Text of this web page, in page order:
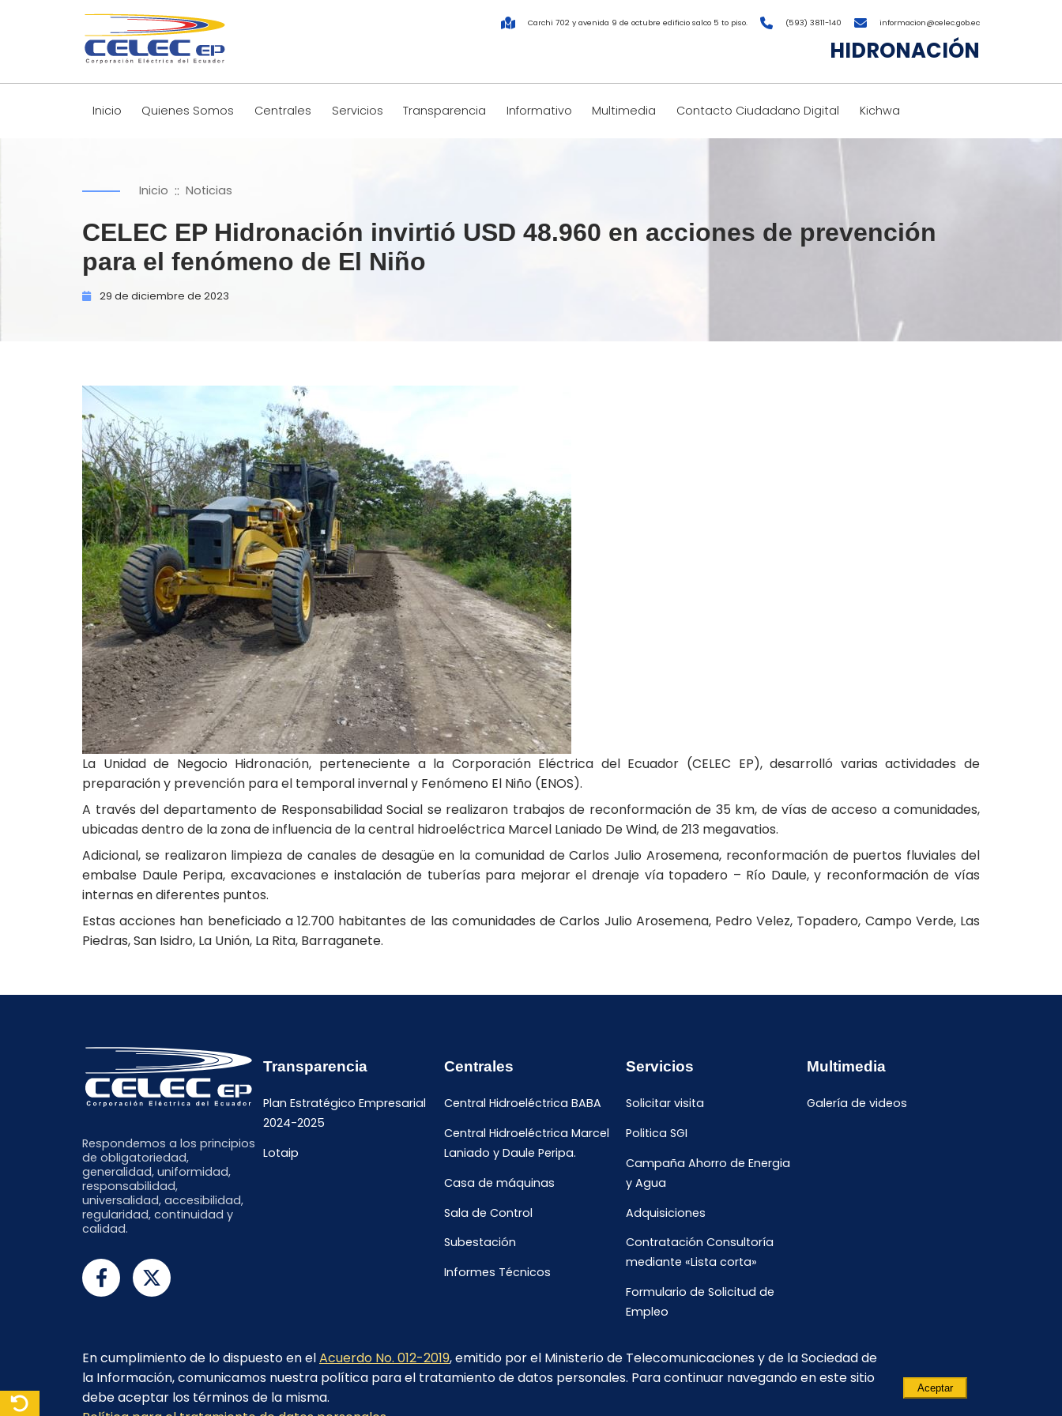
Carchi 702 y avenida 9 de octubre edificio salco 5 to piso. (593) 3811-140 informacion@celec.gob.ec
HIDRONACIÓN
Inicio Quienes Somos Centrales Servicios Transparencia Informativo Multimedia Contacto Ciudadano Digital Kichwa
Inicio :: Noticias
CELEC EP Hidronación invirtió USD 48.960 en acciones de prevención
para el fenómeno de El Niño
29 de diciembre de 2023
La Unidad de Negocio Hidronación, perteneciente a la Corporación Eléctrica del Ecuador (CELEC EP), desarrolló varias actividades de
preparación y prevención para el temporal invernal y Fenómeno El Niño (ENOS).
A través del departamento de Responsabilidad Social se realizaron trabajos de reconformación de 35 km, de vías de acceso a comunidades,
ubicadas dentro de la zona de influencia de la central hidroeléctrica Marcel Laniado De Wind, de 213 megavatios.
Adicional, se realizaron limpieza de canales de desagüe en la comunidad de Carlos Julio Arosemena, reconformación de puertos fluviales del
embalse Daule Peripa, excavaciones e instalación de tuberías para mejorar el drenaje vía topadero – Río Daule, y reconformación de vías
internas en diferentes puntos.
Estas acciones han beneficiado a 12.700 habitantes de las comunidades de Carlos Julio Arosemena, Pedro Velez, Topadero, Campo Verde, Las
Piedras, San Isidro, La Unión, La Rita, Barraganete.
Respondemos a los principios
de obligatoriedad,
generalidad, uniformidad,
responsabilidad,
universalidad, accesibilidad,
regularidad, continuidad y
calidad.
Transparencia
Plan Estratégico Empresarial
2024-2025
Lotaip
Centrales
Central Hidroeléctrica BABA
Central Hidroeléctrica Marcel
Laniado y Daule Peripa.
Casa de máquinas
Sala de Control
Subestación
Informes Técnicos
Servicios
Solicitar visita
Politica SGI
Campaña Ahorro de Energia
y Agua
Adquisiciones
Contratación Consultoría
mediante «Lista corta»
Formulario de Solicitud de
Empleo
Multimedia
Galería de videos
En cumplimiento de lo dispuesto en elAcuerdo No. 012-2019, emitido por el Ministerio de Telecomunicaciones y de la Sociedad de
la Información, comunicamos nuestra política para el tratamiento de datos personales. Para continuar navegando en este sitio
debe aceptar los términos de la misma.
Aceptar